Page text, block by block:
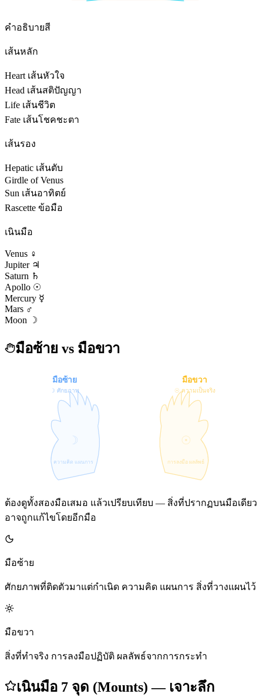
คำอธิบายสี
เส้นหลัก
Heart เส้นหัวใจ
Head เส้นสติปัญญา
Life เส้นชีวิต
Fate เส้นโชคชะตา
เส้นรอง
Hepatic เส้นตับ
Girdle of Venus
Sun เส้นอาทิตย์
Rascette ข้อมือ
เนินมือ
Venus ♀
Jupiter ♃
Saturn ♄
Apollo ☉
Mercury ☿
Mars ♂
Moon ☽
มือซ้าย vs มือขวา
มือซ้าย
☽ ศักยภาพ
☽
ความคิด แผนการ
มือขวา
☉ ความเป็นจริง
☉
การลงมือ ผลลัพธ์
ต้องดูทั้งสองมือเสมอ แล้วเปรียบเทียบ — สิ่งที่ปรากฏบนมือเดียว
อาจถูกแก้ไขโดยอีกมือ
มือซ้าย
ศักยภาพที่ติดตัวมาแต่กำเนิด ความคิด แผนการ สิ่งที่วางแผนไว้
มือขวา
สิ่งที่ทำจริง การลงมือปฏิบัติ ผลลัพธ์จากการกระทำ
เนินมือ 7 จุด (Mounts) — เจาะลึก